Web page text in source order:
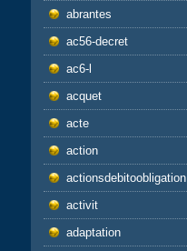
abrantes
ac56-decret
ac6-l
acquet
acte
action
actionsdebitoobligation
activit
adaptation